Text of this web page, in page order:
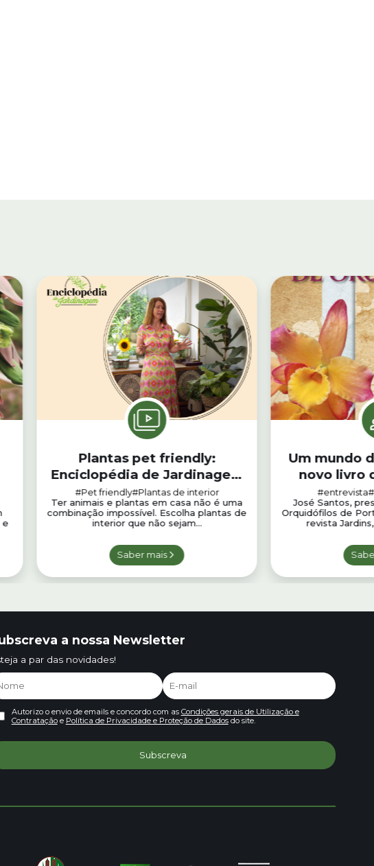
e
Plantas pet friendly:
Enciclopédia de Jardinagem
#32
#Pet friendly#Plantas de interior
Ter animais e plantas em casa não é uma
combinação impossível. Escolha plantas de
interior que não sejam...
Saber mais
Um mundo
novo livro
#entrevista
José Santos,
Orquidófilos de
revista
a nossa Newsletter
a par das novidades!
Autorizo o envio de emails e concordo com as Condições gerais de Utilização e
Contrataçãoe Política de Privacidade e Proteção de Dadosdo site.